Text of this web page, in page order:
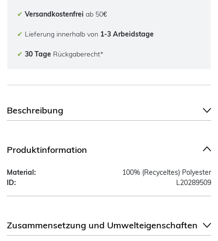
✔ Versandkostenfrei ab 50€
✔ Lieferung innerhalb von 1-3 Arbeidstage
✔ 30 Tage Rückgaberecht*
Beschreibung
Produktinformation
Material:
100% (Recyceltes) Polyester
ID:
L20289509
Zusammensetzung und Umwelteigenschaften